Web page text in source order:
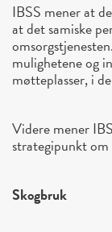
IBSS mener at
at det samiske
mulighetene og
møtteplasser, i
Videre mener
strategipunkt
Skogbruk